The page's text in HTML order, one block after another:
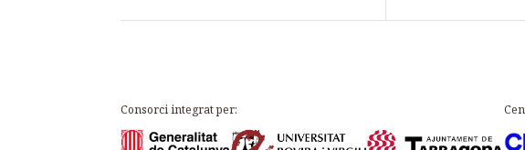
Consorci integrat per: